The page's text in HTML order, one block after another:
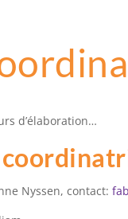
d’élaboration…
Nyssen, contact: